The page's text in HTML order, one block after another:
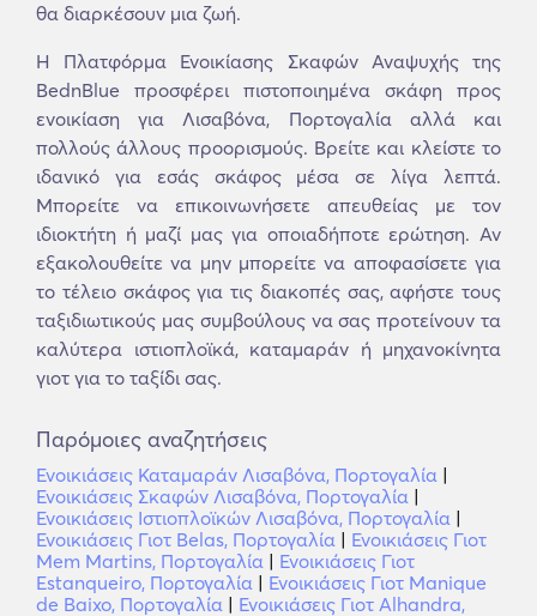
θα διαρκέσουν μια ζωή.
Η Πλατφόρμα Ενοικίασης Σκαφών Αναψυχής της
BednBlue προσφέρει πιστοποιημένα σκάφη προς
ενοικίαση για Λισαβόνα, Πορτογαλία αλλά και
πολλούς άλλους προορισμούς. Βρείτε και κλείστε το
ιδανικό για εσάς σκάφος μέσα σε λίγα λεπτά.
Μπορείτε να επικοινωνήσετε απευθείας με τον
ιδιοκτήτη ή μαζί μας για οποιαδήποτε ερώτηση. Αν
εξακολουθείτε να μην μπορείτε να αποφασίσετε για
το τέλειο σκάφος για τις διακοπές σας, αφήστε τους
ταξιδιωτικούς μας συμβούλους να σας προτείνουν τα
καλύτερα ιστιοπλοϊκά, καταμαράν ή μηχανοκίνητα
γιοτ για το ταξίδι σας.
Παρόμοιες αναζητήσεις
Ενοικιάσεις Καταμαράν Λισαβόνα, Πορτογαλία |
Ενοικιάσεις Σκαφών Λισαβόνα, Πορτογαλία |
Ενοικιάσεις Ιστιοπλοϊκών Λισαβόνα, Πορτογαλία |
Ενοικιάσεις Γιοτ Belas, Πορτογαλία | Ενοικιάσεις Γιοτ
Mem Martins, Πορτογαλία | Ενοικιάσεις Γιοτ
Estanqueiro, Πορτογαλία | Ενοικιάσεις Γιοτ Manique
de Baixo, Πορτογαλία | Ενοικιάσεις Γιοτ Alhandra,